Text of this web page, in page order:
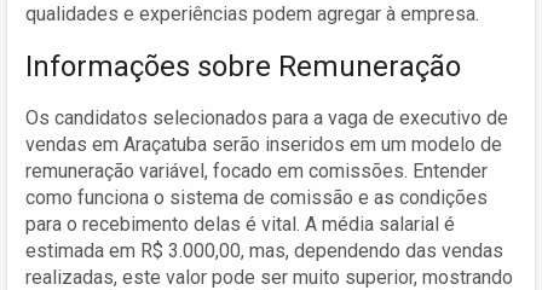
qualidades e experiências podem agregar à empresa.
Informações sobre Remuneração
Os candidatos selecionados para a vaga de executivo de
vendas em Araçatuba serão inseridos em um modelo de
remuneração variável, focado em comissões. Entender
como funciona o sistema de comissão e as condições
para o recebimento delas é vital. A média salarial é
estimada em R$ 3.000,00, mas, dependendo das vendas
realizadas, este valor pode ser muito superior, mostrando